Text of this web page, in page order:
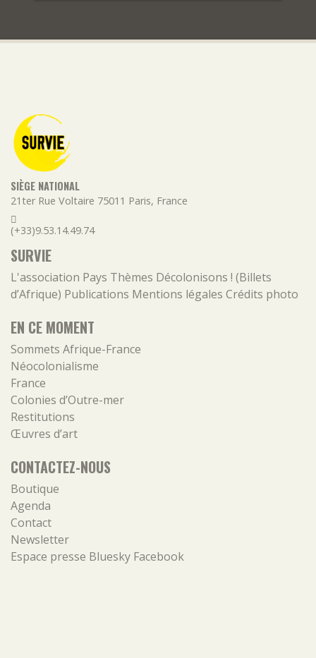
SIÈGE NATIONAL
21ter Rue Voltaire 75011 Paris, France
(+33)9.53.14.49.74
SURVIE
L'association Pays Thèmes Décolonisons ! (Billets
d’Afrique) Publications Mentions légales Crédits photo
EN CE MOMENT
Sommets Afrique-France
Néocolonialisme
France
Colonies d’Outre-mer
Restitutions
Œuvres d’art
CONTACTEZ-NOUS
Boutique
Agenda
Contact
Newsletter
Espace presse Bluesky Facebook